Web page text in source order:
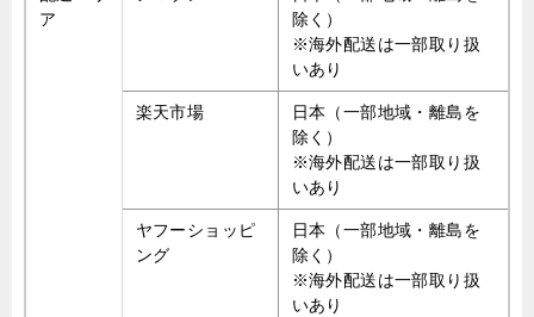
ア
除く）
※海外配送は一部取り扱
いあり
楽天市場
日本（一部地域・離島を
除く）
※海外配送は一部取り扱
いあり
ヤフーショッピ
ング
日本（一部地域・離島を
除く）
※海外配送は一部取り扱
いあり